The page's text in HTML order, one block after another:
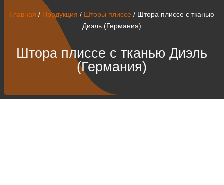
Главная / Продукция / Шторы плиссе / Штора плиссе с тканью
Диэль (Германия)
Штора плиссе с тканью Диэль
(Германия)